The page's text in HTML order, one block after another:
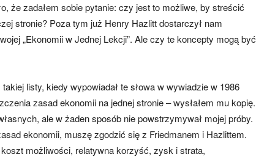
że zadałem sobie pytanie: czy jest to możliwe, by streścić
stronie? Poza tym już Henry Hazlitt dostarczył nam
„Ekonomii w Jednej Lekcji”. Ale czy te koncepty mogą być
listy, kiedy wypowiadał te słowa w wywiadzie w 1986
zasad ekonomii na jednej stronie – wysłałem mu kopię.
ale w żaden sposób nie powstrzymywał mojej próby.
ekonomii, muszę zgodzić się z Friedmanem i Hazlittem.
możliwości, relatywna korzyść, zysk i strata,